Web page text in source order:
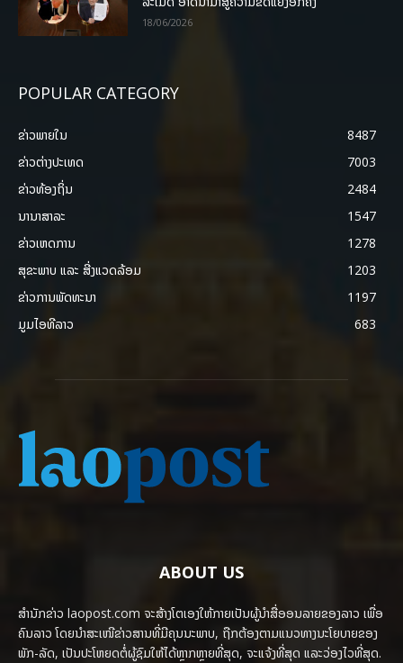
18/06/2026
POPULAR CATEGORY
ຂ່າວພາຍ​ໃນ
8487
ຂ່າວຕ່າງປະເທດ
7003
ຂ່າວທ້ອງຖິ່ນ
2484
ນານາສາລະ
1547
ຂ່າວເຫດການ
1278
ສຸຂະພາບ ແລະ ສີ່ງແວດລ້ອມ
1203
ຂ່າວການພັດທະນາ
1197
ມູມໄອທີລາວ
683
ABOUT US
ສຳນັກຂ່າວ laopost.com ຈະສ້າງໂຕເອງໃຫ້ກາຍເປັນຜູ້ນຳສື່ອອນລາຍຂອງລາວ ເພື່ອ
ຄົນລາວ ໂດຍນຳສະເໜີຂ່າວສານທີ່ມີຄຸນນະພາບ, ຖືກຕ້ອງຕາມແນວທາງນະໂຍບາຍຂອງ
ພັກ-ລັດ, ເປັນປະໂຫຍດຕໍ່ຜູ້ຊົມໃຫ້ໄດ້ຫຼາກຫຼາຍທີ່ສຸດ, ຈະແຈ້ງທີ່ສຸດ ແລະວ່ອງໄວທີ່ສຸດ.